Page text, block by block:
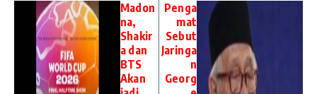
Madon
na,
Shakir
a dan
BTS
Akan
Penga
mat
Sebut
Jaringa
n
Georg